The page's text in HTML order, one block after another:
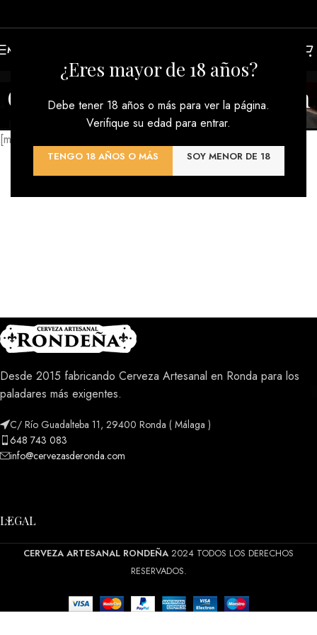
¿Eres mayor de 18 años?
Debe tener 18 años o más para ver la página.
Verifique su edad para entrar.
TENGO 18 AÑOS O MÁS SOY MENOR DE 18
MENU
Confirmación Suscripción
Inicio/Confirmación Suscripción
[mailpoet_page]
Desde 2015 fabricando Cerveza Artesanal en Ronda para los
paladares más exigentes.
C/ Río Guadalteba 11, 29400 Ronda ( Málaga )
648 743 083
info@cervezasderonda.com
LEGAL
CERVEZA ARTESANAL RONDEÑA 2024 TODOS LOS DERECHOS
RESERVADOS.